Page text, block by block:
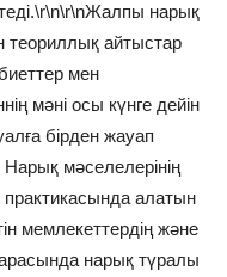
нарық
теориллық айтыстар
мен
мәні осы күнге дейін
бірден жауап
Нарық мәселелерінің
практикасында алатын
мемлекеттердің және
нарық түралы